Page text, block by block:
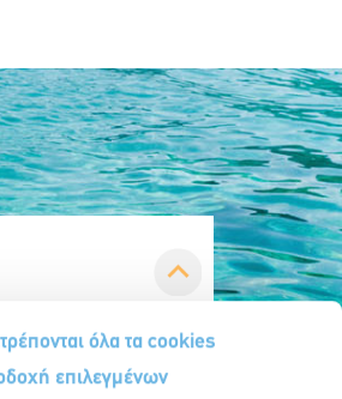
όλα τα cookies
επιλεγμένων